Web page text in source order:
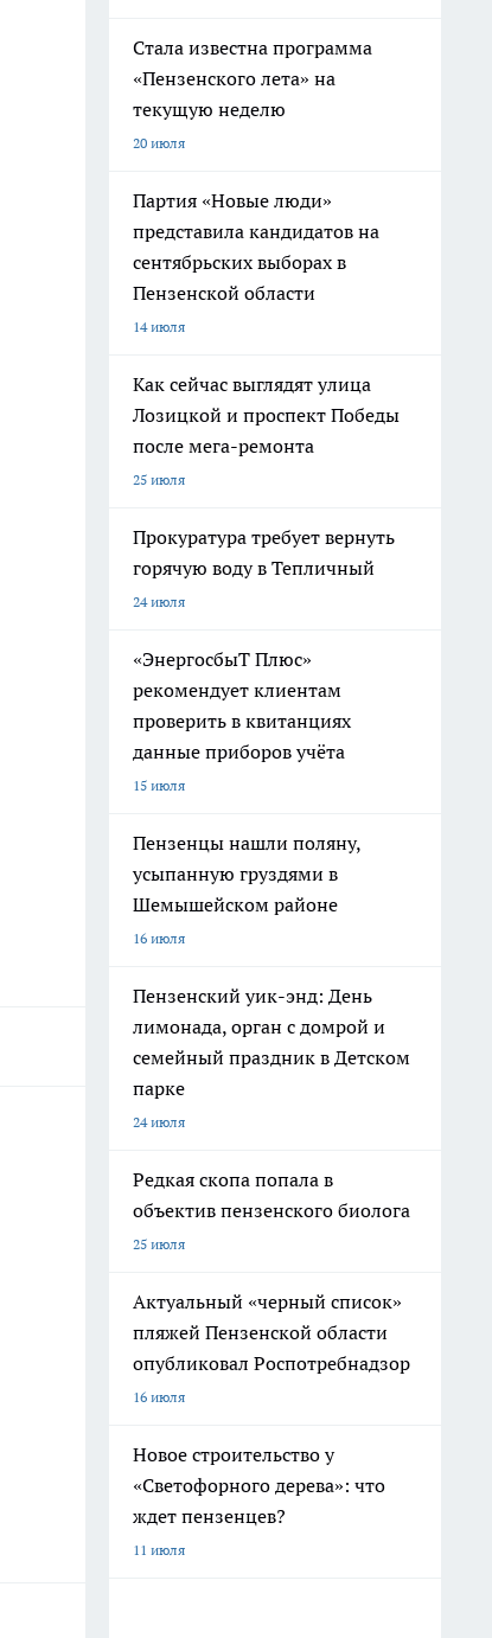
Стала известна программа
«Пензенского лета» на
текущую неделю
20 июля
Партия «Новые люди»
представила кандидатов на
сентябрьских выборах в
Пензенской области
14 июля
Как сейчас выглядят улица
Лозицкой и проспект Победы
после мега-ремонта
25 июля
Прокуратура требует вернуть
горячую воду в Тепличный
24 июля
«ЭнергосбыТ Плюс»
рекомендует клиентам
проверить в квитанциях
данные приборов учёта
15 июля
Пензенцы нашли поляну,
усыпанную груздями в
Шемышейском районе
16 июля
Пензенский уик-энд: День
лимонада, орган с домрой и
семейный праздник в Детском
парке
24 июля
Редкая скопа попала в
объектив пензенского биолога
25 июля
Актуальный «черный список»
пляжей Пензенской области
опубликовал Роспотребнадзор
16 июля
Новое строительство у
«Светофорного дерева»: что
ждет пензенцев?
11 июля